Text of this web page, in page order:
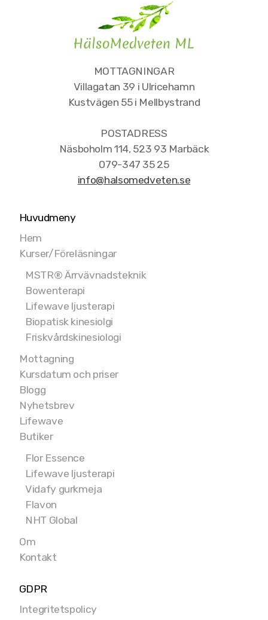
MOTTAGNINGAR
Villagatan 39 i Ulricehamn
Kustvägen 55 i Mellbystrand
POSTADRESS
Näsboholm 114, 523 93 Marbäck
079-347 35 25
info@halsomedveten.se
Huvudmeny
Hem
Kurser/Föreläsningar
MSTR® Ärrvävnadsteknik
Bowenterapi
Lifewave ljusterapi
Biopatisk kinesiolgi
Friskvårdskinesiologi
Mottagning
Kursdatum och priser
Blogg
Nyhetsbrev
Lifewave
Butiker
Flor Essence
Lifewave ljusterapi
Vidafy gurkmeja
Flavon
NHT Global
Om
Kontakt
GDPR
Integritetspolicy
Vidafy gurkmeja